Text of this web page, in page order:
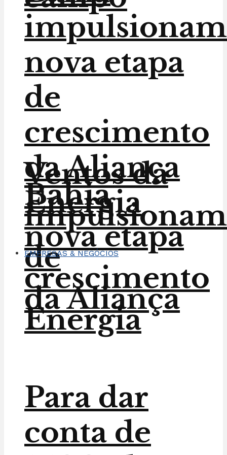
Ventos da
Bahia
impulsionam
nova etapa
de
crescimento
da Aliança
Energia
impulsionam
nova etapa
de
crescimento
da Aliança
Energia
EMPRESAS & NEGÓCIOS
Para dar
conta de